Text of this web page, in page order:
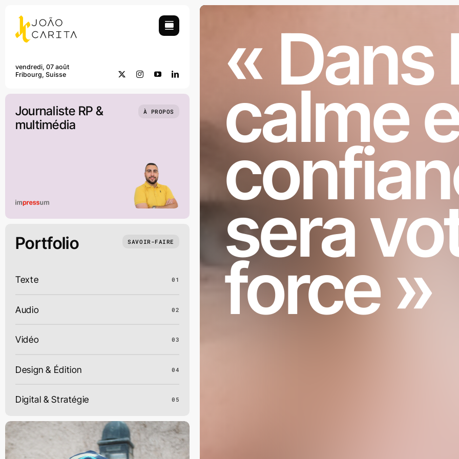
content
vendredi, 07 août
Fribourg, Suisse
Journaliste RP &
multimédia
À PROPOS
Portfolio SAVOIR-FAIRE
Texte 01
Audio 02
Vidéo 03
Design & Édition 04
Digital & Stratégie 05
« Dans
calme
sera
force »